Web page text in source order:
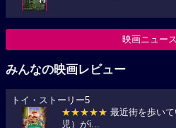
映画ニュー
みんなの映画レビュー
トイ・ストーリー5
★★★★★ 最近街を歩い
児）がi...